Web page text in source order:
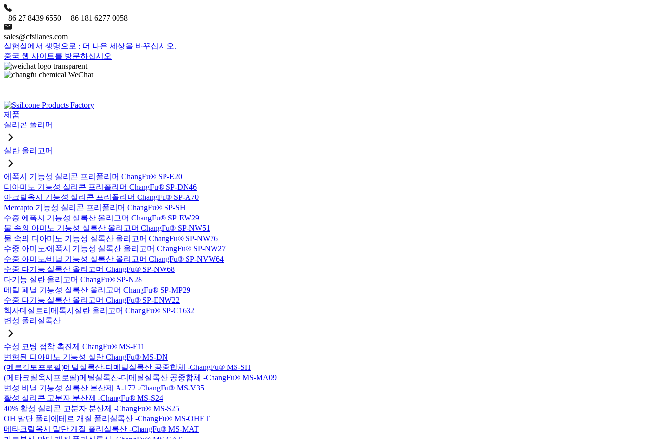
+86 27 8439 6550 | +86 181 6277 0058
sales@cfsilanes.com
실험실에서 생명으로 : 더 나은 세상을 바꾸십시오.
중국 웹 사이트를 방문하십시오
제품
실리콘 폴리머
실란 올리고머
에폭시 기능성 실리콘 프리폴리머 ChangFu® SP-E20
디아미노 기능성 실리콘 프리폴리머 ChangFu® SP-DN46
아크릴옥시 기능성 실리콘 프리폴리머 ChangFu® SP-A70
Mercapto 기능성 실리콘 프리폴리머 ChangFu® SP-SH
수중 에폭시 기능성 실록산 올리고머 ChangFu® SP-EW29
물 속의 아미노 기능성 실록산 올리고머 ChangFu® SP-NW51
물 속의 디아미노 기능성 실록산 올리고머 ChangFu® SP-NW76
수중 아미노/에폭시 기능성 실록산 올리고머 ChangFu® SP-NW27
수중 아미노/비닐 기능성 실록산 올리고머 ChangFu® SP-NVW64
수중 다기능 실록산 올리고머 ChangFu® SP-NW68
다기능 실란 올리고머 ChangFu® SP-N28
메틸 페닐 기능성 실록산 올리고머 ChangFu® SP-MP29
수중 다기능 실록산 올리고머 ChangFu® SP-ENW22
헥사데실트리메톡시실란 올리고머 ChangFu® SP-C1632
변성 폴리실록산
수성 코팅 접착 촉진제 ChangFu® MS-E11
변형된 디아미노 기능성 실란 ChangFu® MS-DN
(메르캅토프로필)메틸실록산-디메틸실록산 공중합체 -ChangFu® MS-SH
(메타크릴옥시프로필)메틸실록산-디메틸실록산 공중합체 -ChangFu® MS-MA09
변성 비닐 기능성 실록산 분산제 A-172 -ChangFu® MS-V35
활성 실리콘 고분자 분산제 -ChangFu® MS-S24
40% 활성 실리콘 고분자 분산제 -ChangFu® MS-S25
OH 말단 폴리에테르 개질 폴리실록산 -ChangFu® MS-OHET
메타크릴옥시 말단 개질 폴리실록산 -ChangFu® MS-MAT